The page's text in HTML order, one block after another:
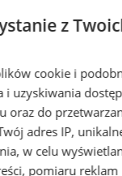
(1)
z
cookie i
i uzyskiwania
oraz do
adres IP,
w celu
pomiaru reklam